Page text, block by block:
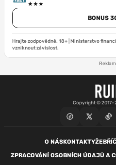
BONUS
Hrajte zodpovědně. 18+ | Ministerstvo
vzniknout závislost.
Copyright ©
O NÁSKONTAKTY
ZPRACOVÁNÍ OSOBNÍCH ÚDAJŮ A